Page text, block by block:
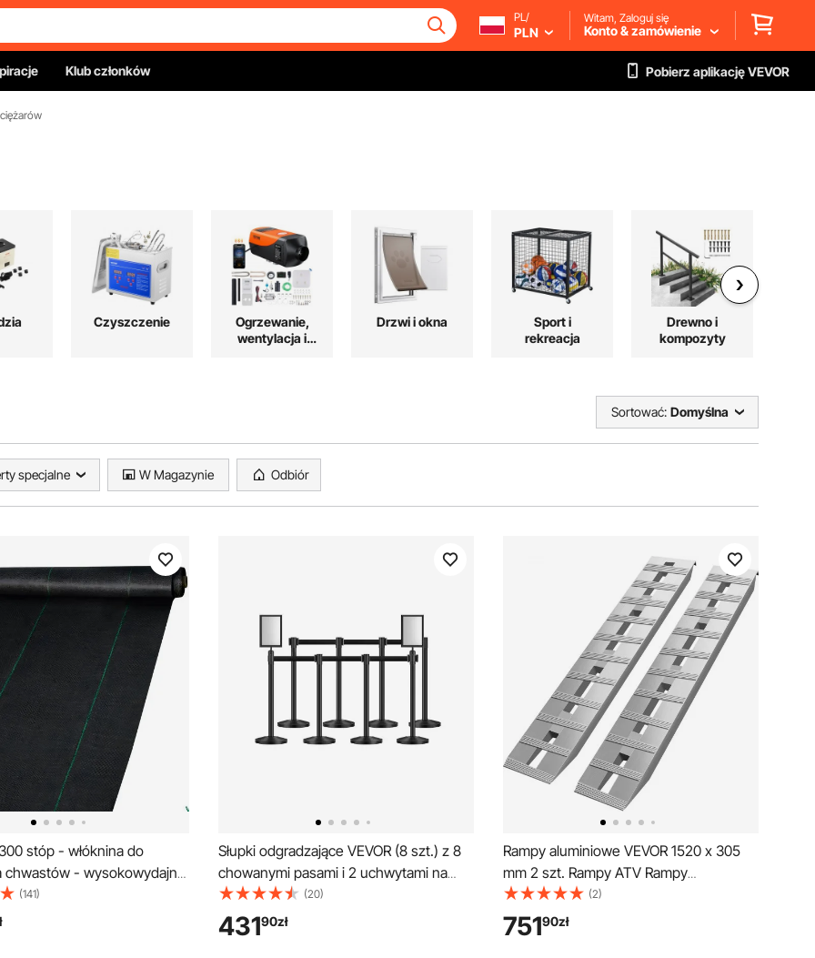
PL/
PLN
Witam, Zaloguj się
Konto & zamówienie
Klub członków Pobierz aplikację VEVOR
Czyszczenie
Ogrzewanie,
wentylacja i
Drzwi i okna
Sport i
rekreacja
Drewno i
kompozyty
Sortować: Domyślna
specjalne W Magazynie Odbiór
stóp - włóknina do
chwastów - wysokowydajna
zwalczania chwastów -
odporna na
(141)
Słupki odgradzające VEVOR (8 szt.) z 8
chowanymi pasami i 2 uchwytami na
znaki, słupki odgradzające ze stali
węglowej z wymienną podstawą na
wystawy
(20)
43190zł
Rampy aluminiowe VEVOR 1520 x 305
mm 2 szt. Rampy ATV Rampy
załadunkowe 2722 kg Nośność do 406
mm Wysokość załadunku
(2)
75190zł